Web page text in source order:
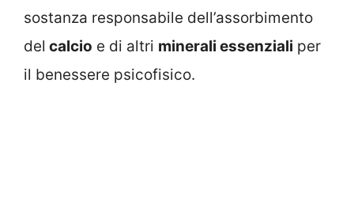
sostanza responsabile dell’assorbimento
del calcio e di altri minerali essenziali per
il benessere psicofisico.